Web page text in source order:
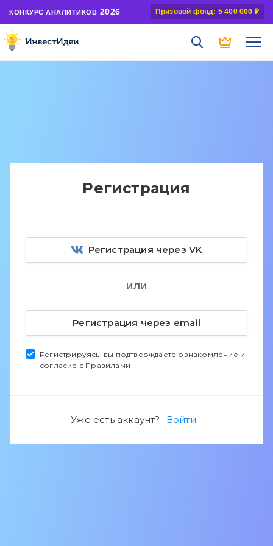
КОНКУРС АНАЛИТИКОВ 2026 Призовой фонд: 5 400 000 ₽
Регистрация
Регистрация через VK
ИЛИ
Регистрация через email
Регистрируясь, вы подтверждаете ознакомление и
согласие с Правилами
Уже есть аккаунт? Войти